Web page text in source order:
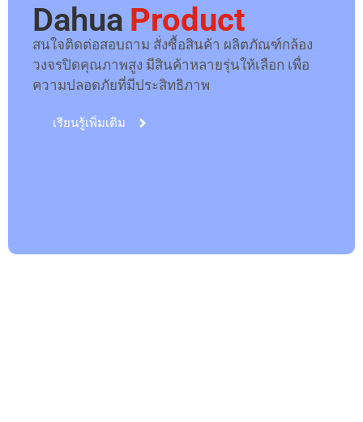
Dahua Product
สนใจติดต่อสอบถาม สั่งซื้อสินค้า ผลิตภัณฑ์กล้อง
วงจรปิดคุณภาพสูง มีสินค้าหลายรุ่นให้เลือก เพื่อ
ความปลอดภัยที่มีประสิทธิภาพ
เรียนรู้เพิ่มเติม